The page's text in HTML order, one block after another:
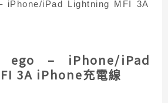
– iPhone/iPad
3A iPhone充電線